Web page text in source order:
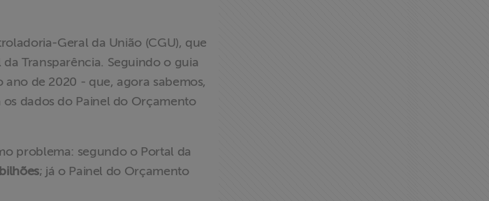
Geral da União (CGU), que
Transparência. Seguindo o guia
ano de 2020 - que, agora sabemos,
dados do Painel do Orçamento
problema: segundo o Portal da
; já o Painel do Orçamento